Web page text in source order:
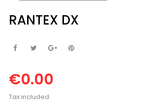
RANTEX DX
€0.00
Tax included